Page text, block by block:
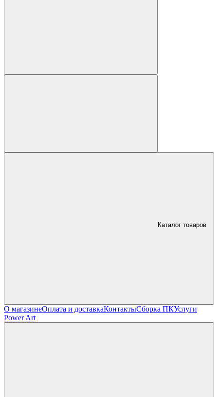
Каталог товаров
О магазинеОплата и доставкаКонтактыСборка ПКУслуги
Power Art